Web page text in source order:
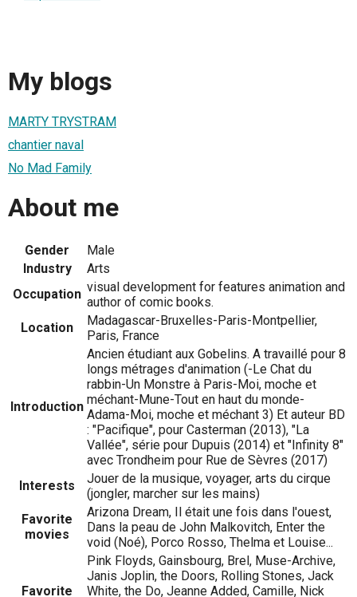
My blogs
MARTY TRYSTRAM
chantier naval
No Mad Family
About me
Gender
Male
Industry
Arts
Occupation visual development for features animation and
author of comic books.
Location
Madagascar-Bruxelles-Paris-Montpellier,
Paris, France
Introduction
Ancien étudiant aux Gobelins. A travaillé pour 8
longs métrages d'animation (-Le Chat du
rabbin-Un Monstre à Paris-Moi, moche et
méchant-Mune-Tout en haut du monde-
Adama-Moi, moche et méchant 3) Et auteur BD
: "Pacifique", pour Casterman (2013), "La
Vallée", série pour Dupuis (2014) et "Infinity 8"
avec Trondheim pour Rue de Sèvres (2017)
Interests
Jouer de la musique, voyager, arts du cirque
(jongler, marcher sur les mains)
Favorite
movies
Arizona Dream, Il était une fois dans l'ouest,
Dans la peau de John Malkovitch, Enter the
void (Noé), Porco Rosso, Thelma et Louise...
Favorite
Pink Floyds, Gainsbourg, Brel, Muse-Archive,
Janis Joplin, the Doors, Rolling Stones, Jack
White, the Do, Jeanne Added, Camille, Nick